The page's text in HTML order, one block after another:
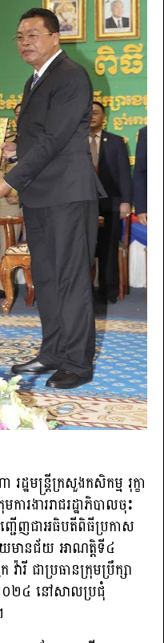
ឋមន្ត្រីក្រសួងកសិកម្ម រុក្ខា
រងាររាជរដ្ឋាភិបាលចុះ
ជើញជាអធិបតីពិធីប្រកាស
យមានជ័យ អាណត្តិទី៤
រី ជាប្រធានក្រុមប្រឹក្សា
២០២៤ នៅសាលប្រជុំ